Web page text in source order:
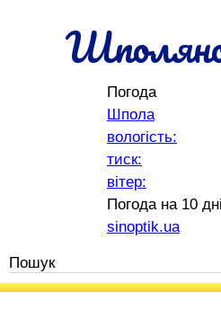
Погода
Шпола
вологість:
тиск:
вітер:
Погода на 10
sinoptik.ua